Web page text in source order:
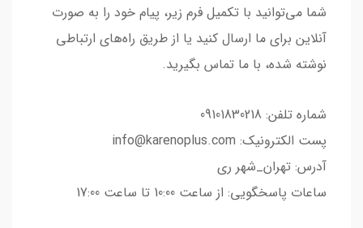
شما می‌توانید با تکمیل فرم زیر، پیام خود را به صورت
آنلاین برای ما ارسال کنید یا از طریق راه‌های ارتباطی
نوشته شده، با ما تماس بگیرید.
شماره تلفن: 09101830218
پست الکترونیک: info@karenoplus.com
آدرس: تهران_شهر ری
ساعات پاسخگویی: از ساعت 10:00 تا ساعت 17:00